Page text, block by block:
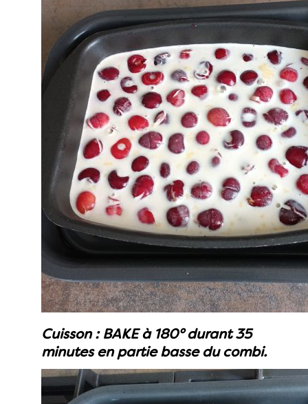
Cuisson : BAKE à 180° durant 35
minutes en partie basse du combi.